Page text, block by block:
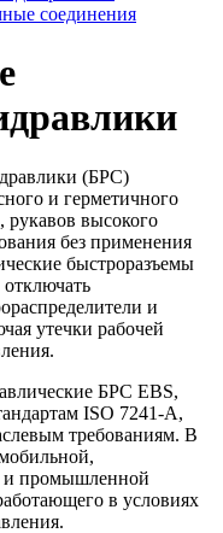
соединения
(БРС)
и герметичного
высокого
без применения
быстроразъемы
и
утечки рабочей
БРС EBS,
ISO 7241-A,
требованиям. В
и промышленной
в условиях